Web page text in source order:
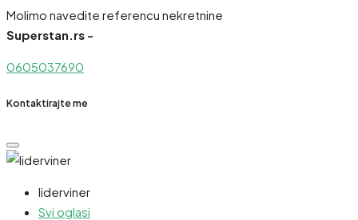
Molimo navedite referencu nekretnine
Superstan.rs -
0605037690
Kontaktirajte me
liderviner
Svi oglasi